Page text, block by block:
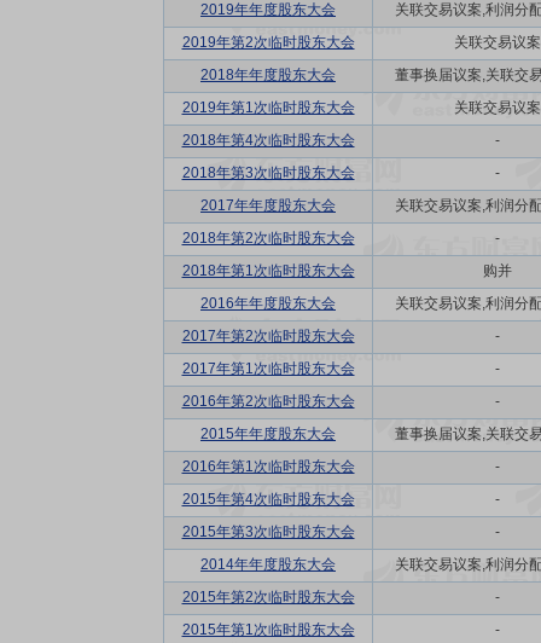
2019年年度股东大会
关联交易议案,利润分
2019年第2次临时股东大会
关联交易议案
2018年年度股东大会
董事换届议案,关联交
2019年第1次临时股东大会
关联交易议案
2018年第4次临时股东大会
-
2018年第3次临时股东大会
-
2017年年度股东大会
关联交易议案,利润分
2018年第2次临时股东大会
-
2018年第1次临时股东大会
购并
2016年年度股东大会
关联交易议案,利润分
2017年第2次临时股东大会
-
2017年第1次临时股东大会
-
2016年第2次临时股东大会
-
2015年年度股东大会
董事换届议案,关联交
2016年第1次临时股东大会
-
2015年第4次临时股东大会
-
2015年第3次临时股东大会
-
2014年年度股东大会
关联交易议案,利润分
2015年第2次临时股东大会
-
2015年第1次临时股东大会
-